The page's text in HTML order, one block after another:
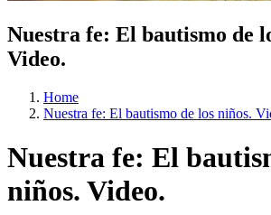
Nuestra fe: El bautismo de
Video.
Home
Nuestra fe: El bautismo de los niños.
Nuestra fe: El
niños. Video.